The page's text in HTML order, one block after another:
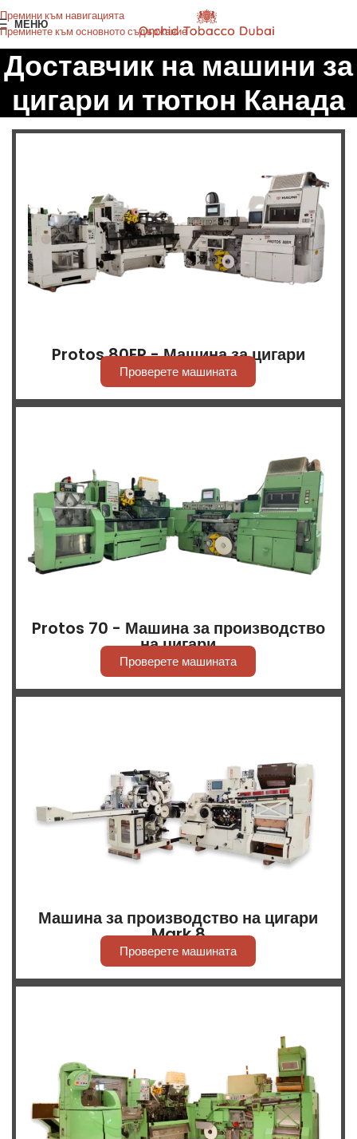
Премини към навигацията
Преминете към основното съдържание
МЕНЮ
Доставчик на машини за
цигари и тютюн Канада
Protos 80ER - Машина за цигари
Проверете машината
Protos 70 - Машина за производство
на цигари
Проверете машината
Машина за производство на цигари
Mark 8
Проверете машината